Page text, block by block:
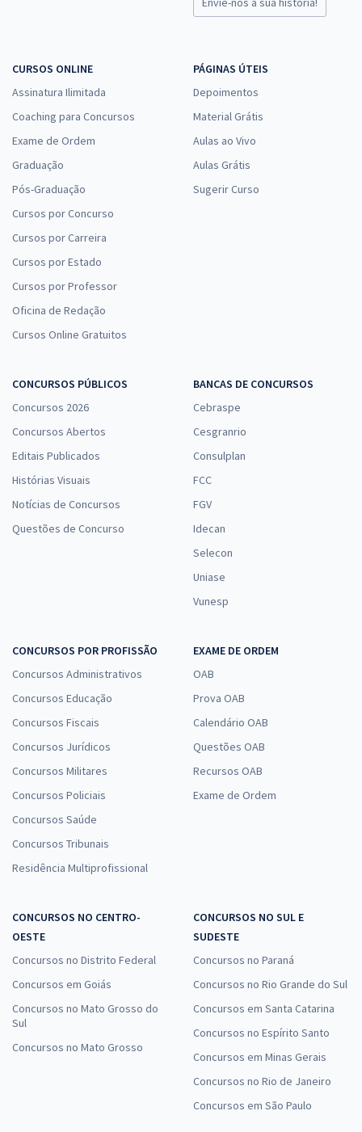
CURSOS ONLINE
Assinatura Ilimitada
Coaching para Concursos
Exame de Ordem
Graduação
Pós-Graduação
Cursos por Concurso
Cursos por Carreira
Cursos por Estado
Cursos por Professor
Oficina de Redação
Cursos Online Gratuitos
PÁGINAS ÚTEIS
Depoimentos
Material Grátis
Aulas ao Vivo
Aulas Grátis
Sugerir Curso
CONCURSOS PÚBLICOS
Concursos 2026
Concursos Abertos
Editais Publicados
Histórias Visuais
Notícias de Concursos
Questões de Concurso
BANCAS DE CONCURSOS
Cebraspe
Cesgranrio
Consulplan
FCC
FGV
Idecan
Selecon
Uniase
Vunesp
CONCURSOS POR PROFISSÃO
Concursos Administrativos
Concursos Educação
Concursos Fiscais
Concursos Jurídicos
Concursos Militares
Concursos Policiais
Concursos Saúde
Concursos Tribunais
Residência Multiprofissional
EXAME DE ORDEM
OAB
Prova OAB
Calendário OAB
Questões OAB
Recursos OAB
Exame de Ordem
CONCURSOS NO CENTRO-
OESTE
Concursos no Distrito Federal
Concursos em Goiás
Concursos no Mato Grosso do
Sul
Concursos no Mato Grosso
CONCURSOS NO SUL E
SUDESTE
Concursos no Paraná
Concursos no Rio Grande do Sul
Concursos em Santa Catarina
Concursos no Espírito Santo
Concursos em Minas Gerais
Concursos no Rio de Janeiro
Concursos em São Paulo